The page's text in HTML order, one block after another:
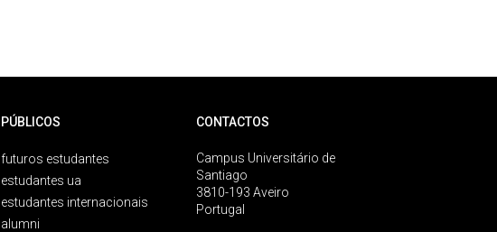
PÚBLICOS
futuros estudantes
estudantes ua
estudantes internacionais
alumni
CONTACTOS
Campus Universitário de
Santiago
3810-193 Aveiro
Portugal